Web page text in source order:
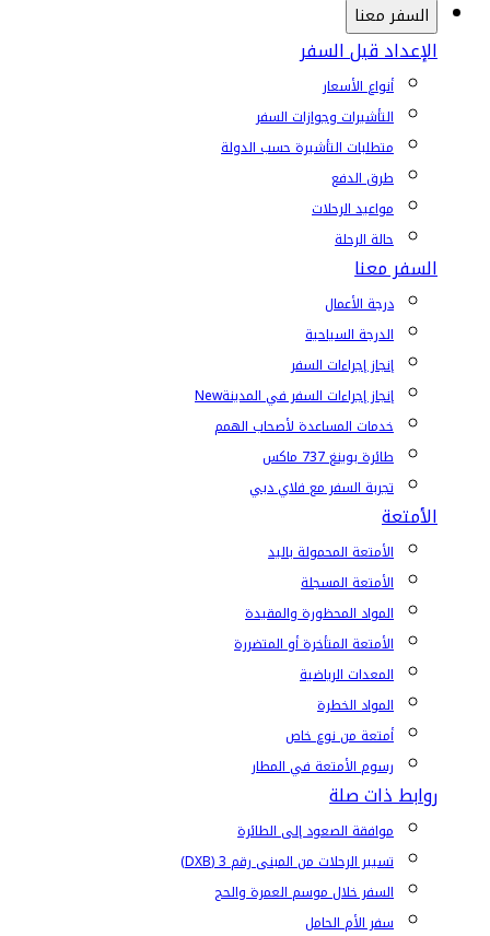
السفر معنا
الإعداد قبل السفر
أنواع الأسعار
التأشيرات وجوازات السفر
متطلبات التأشيرة حسب الدولة
طرق الدفع
مواعيد الرحلات
حالة الرحلة
السفر معنا
درجة الأعمال
الدرجة السياحية
إنجاز إجراءات السفر
إنجاز إجراءات السفر في المدينةNew
خدمات المساعدة لأصحاب الهمم
طائرة بوينغ 737 ماكس
تجربة السفر مع فلاي دبي
الأمتعة
الأمتعة المحمولة باليد
الأمتعة المسجلة
المواد المحظورة والمقيدة
الأمتعة المتأخرة أو المتضررة
المعدات الرياضية
المواد الخطرة
أمتعة من نوع خاص
رسوم الأمتعة في المطار
روابط ذات صلة
موافقة الصعود إلى الطائرة
تسيير الرحلات من المبنى رقم 3 (DXB)
السفر خلال موسم العمرة والحج
سفر الأم الحامل